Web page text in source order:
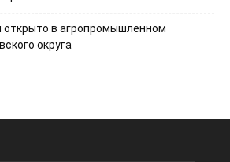
открыто в агропромышленном
округа